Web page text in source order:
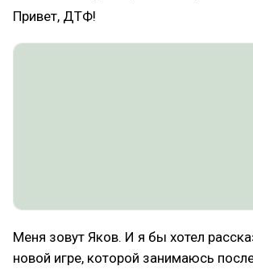
Привет, ДТФ!
Меня зовут Яков. И я бы хотел
новой игре, которой занимаюсь